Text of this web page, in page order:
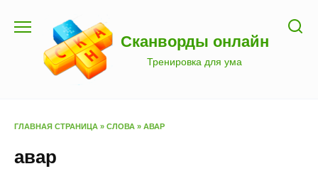
содержанию
Сканворды онлайн
Тренировка для ума
ГЛАВНАЯ СТРАНИЦА » СЛОВА » АВАР
авар